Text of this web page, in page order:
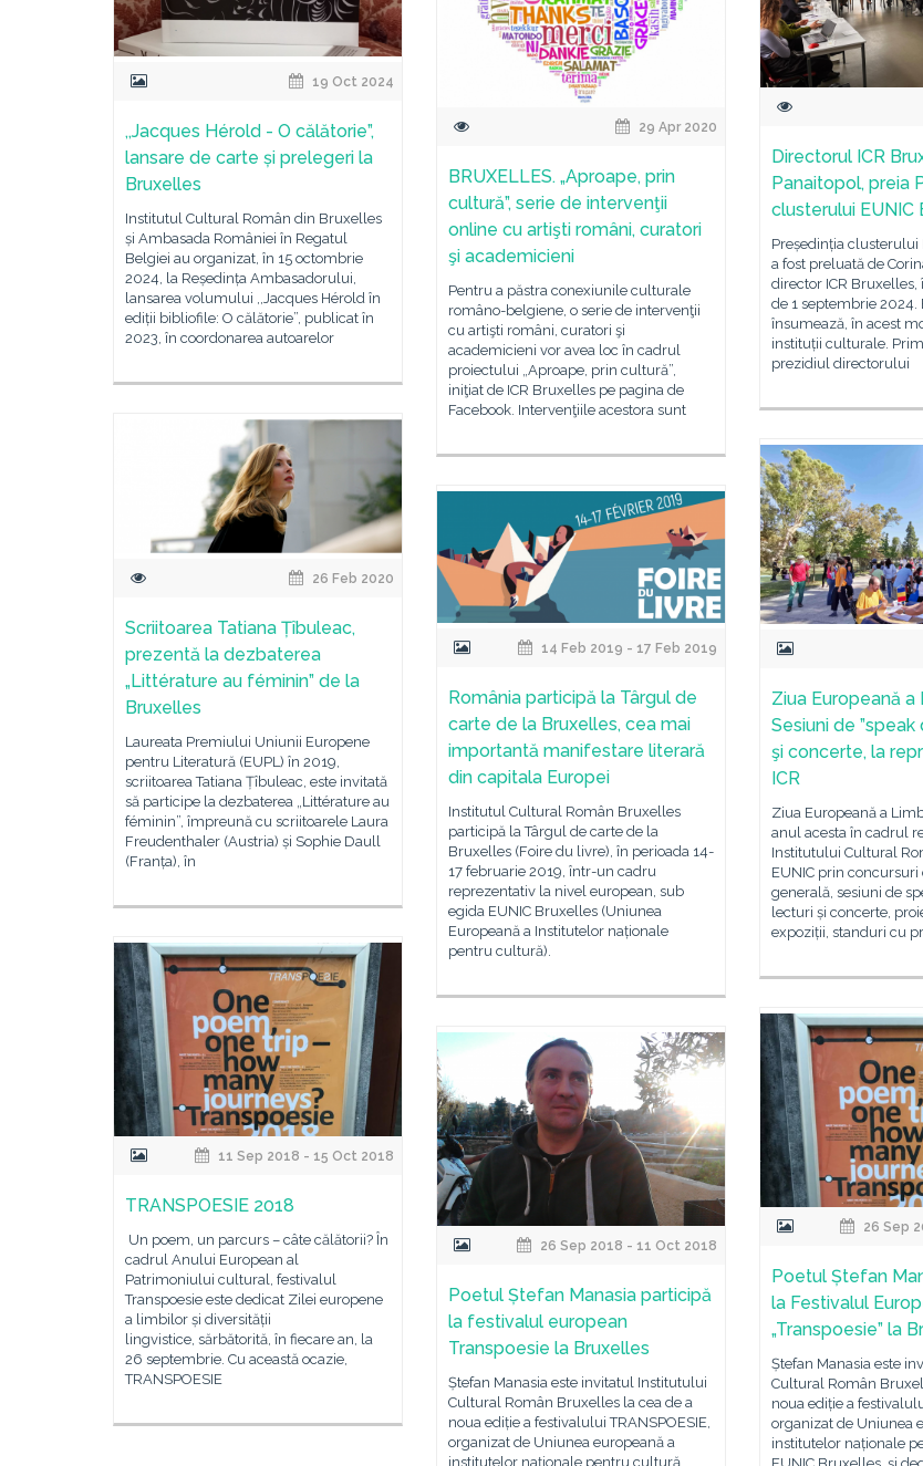
19 Oct 2024
,,Jacques Hérold - O călătorie”,
lansare de carte și prelegeri la
Bruxelles
Institutul Cultural Român din Bruxelles
și Ambasada României în Regatul
Belgiei au organizat, în 15 octombrie
2024, la Reședința Ambasadorului,
lansarea volumului ,,Jacques Hérold în
ediții bibliofile: O călătorie”, publicat în
2023, în coordonarea autoarelor
Directorul ICR
Panaitopol, preia
clusterului EUNIC
Președinția clusterului
a fost preluată de
director ICR
de 1 septembrie 2024.
însumează, în acest
instituții culturale.
prezidiul directorului
29 Apr 2020
BRUXELLES. „Aproape, prin
cultură”, serie de intervenţii
online cu artişti români, curatori
şi academicieni
Pentru a păstra conexiunile culturale
româno-belgiene, o serie de intervenţii
cu artişti români, curatori şi
academicieni vor avea loc în cadrul
proiectului „Aproape, prin cultură”,
iniţiat de ICR Bruxelles pe pagina de
Facebook. Intervenţiile acestora sunt
26 Feb 2020
Scriitoarea Tatiana Țîbuleac,
prezentă la dezbaterea
„Littérature au féminin” de la
Bruxelles
Laureata Premiului Uniunii Europene
pentru Literatură (EUPL) în 2019,
scriitoarea Tatiana Țîbuleac, este invitată
să participe la dezbaterea „Littérature au
féminin”, împreună cu scriitoarele Laura
Freudenthaler (Austria) și Sophie Daull
(Franța), în
Ziua Europeană a
Sesiuni de ”speak
şi concerte, la
ICR
Ziua Europeană a
anul acesta în cadrul
Institutului Cultural
EUNIC prin
generală, sesiuni de
lecturi și concerte,
expoziții, standuri cu
14 Feb 2019 - 17 Feb 2019
România participă la Târgul de
carte de la Bruxelles, cea mai
importantă manifestare literară
din capitala Europei
Institutul Cultural Român Bruxelles
participă la Târgul de carte de la
Bruxelles (Foire du livre), în perioada 14-
17 februarie 2019, într-un cadru
reprezentativ la nivel european, sub
egida EUNIC Bruxelles (Uniunea
Europeană a Institutelor naționale
pentru cultură).
11 Sep 2018 - 15 Oct 2018
TRANSPOESIE 2018
Un poem, un parcurs – câte călătorii? În
cadrul Anului European al
Patrimoniului cultural, festivalul
Transpoesie este dedicat Zilei europene
a limbilor și diversității
lingvistice, sărbătorită, în fiecare an, la
26 septembrie. Cu această ocazie,
TRANSPOESIE
26 Sep
Poetul Ștefan
la Festivalul
„Transpoesie” la
Ștefan Manasia este
Cultural Român
noua ediție a
organizat de Uniunea
institutelor naționale
26 Sep 2018 - 11 Oct 2018
Poetul Ștefan Manasia participă
la festivalul european
Transpoesie la Bruxelles
Ștefan Manasia este invitatul Institutului
Cultural Român Bruxelles la cea de a
noua ediție a festivalului TRANSPOESIE,
organizat de Uniunea europeană a
institutelor naționale pentru cultură